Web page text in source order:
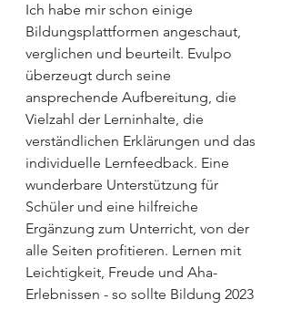
Ich habe mir schon einige
Bildungsplattformen angeschaut,
verglichen und beurteilt. Evulpo
überzeugt durch seine
ansprechende Aufbereitung, die
Vielzahl der Lerninhalte, die
verständlichen Erklärungen und das
individuelle Lernfeedback. Eine
wunderbare Unterstützung für
Schüler und eine hilfreiche
Ergänzung zum Unterricht, von der
alle Seiten profitieren. Lernen mit
Leichtigkeit, Freude und Aha-
Erlebnissen - so sollte Bildung 2023